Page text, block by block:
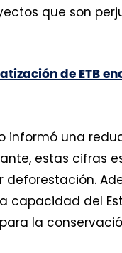
que son
de ETB
una
estas cifras
deforestación.
capacidad del
la